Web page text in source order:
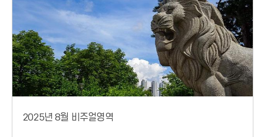
2025년 8월 비주얼영역